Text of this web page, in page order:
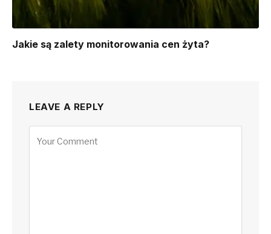
Jakie są zalety monitorowania cen żyta?
LEAVE A REPLY